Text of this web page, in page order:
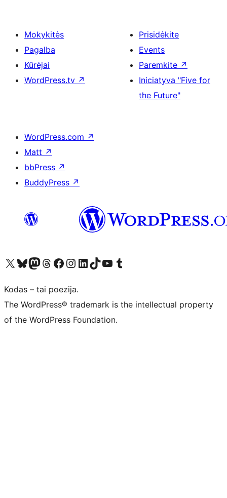
Mokykitės
Pagalba
Kūrėjai
WordPress.tv ↗
Prisidėkite
Events
Paremkite ↗
Iniciatyva "Five for
the Future"
WordPress.com ↗
Matt ↗
bbPress ↗
BuddyPress ↗
Visit our X (formerly Twitter) account
Apsilankykite mūsų Bluesky paskyroje
Visit our Mastodon account
Apsilankykite mūsų Threads paskyroje
Visit our Facebook page
Visit our Instagram account
Visit our LinkedIn account
Apsilankykite mūsų TikTok paskyroje
Visit our YouTube channel
Apsilankykite mūsų Tumblr paskyroje
Kodas – tai poezija.
The WordPress® trademark is the intellectual property
of the WordPress Foundation.